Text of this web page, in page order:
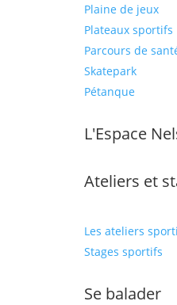
Plaine de jeux
Plateaux sportifs
Parcours de
Skatepark
Pétanque
L'Espace
Ateliers et
Les ateliers
Stages sportifs
Se balader